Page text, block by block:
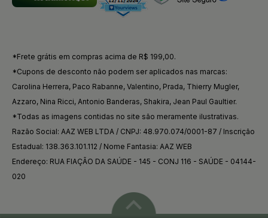
*Frete grátis em compras acima de R$ 199,00.
*Cupons de desconto não podem ser aplicados nas marcas:
Carolina Herrera, Paco Rabanne, Valentino, Prada, Thierry Mugler,
Azzaro, Nina Ricci, Antonio Banderas, Shakira, Jean Paul Gaultier.
*Todas as imagens contidas no site são meramente ilustrativas.
Razão Social: AAZ WEB LTDA / CNPJ: 48.970.074/0001-87 / Inscrição
Estadual: 138.363.101.112 / Nome Fantasia: AAZ WEB
Endereço: RUA FIAÇÃO DA SAÚDE - 145 - CONJ 116 - SAÚDE - 04144-
020